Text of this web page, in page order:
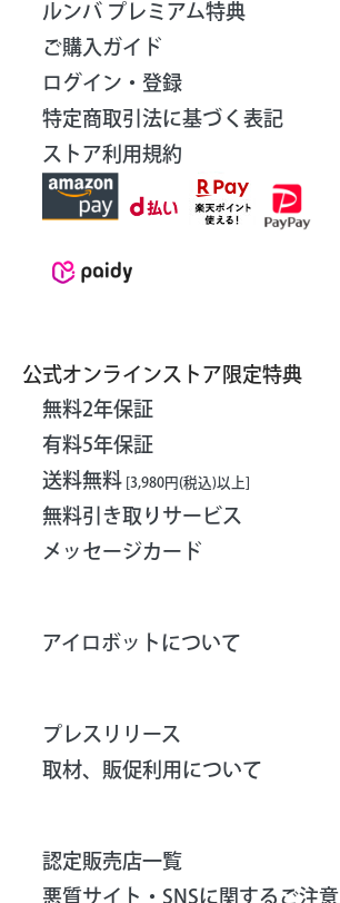
ルンバ プレミアム特典
ご購入ガイド
ログイン・登録
特定商取引法に基づく表記
ストア利用規約
公式オンラインストア限定特典
無料2年保証
有料5年保証
送料無料 [3,980円(税込)以上]
無料引き取りサービス
メッセージカード
アイロボットについて
プレスリリース
取材、販促利用について
認定販売店一覧
悪質サイト・SNSに関するご注意